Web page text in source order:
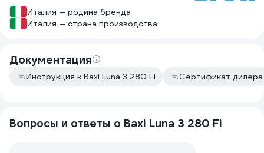
Италия — родина бренда
Италия — страна производства
Документация
Инструкция к Baxi Luna 3 280 Fi Сертификат дилера
Вопросы и ответы о Baxi Luna 3 280 Fi